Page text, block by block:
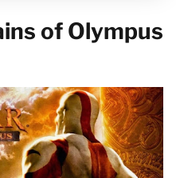
of Olympus